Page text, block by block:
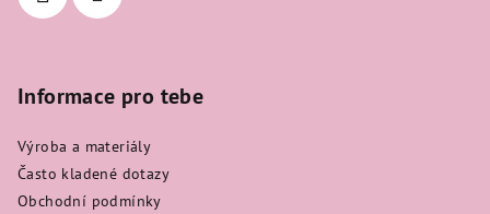
Informace pro tebe
Výroba a materiály
Často kladené dotazy
Obchodní podmínky